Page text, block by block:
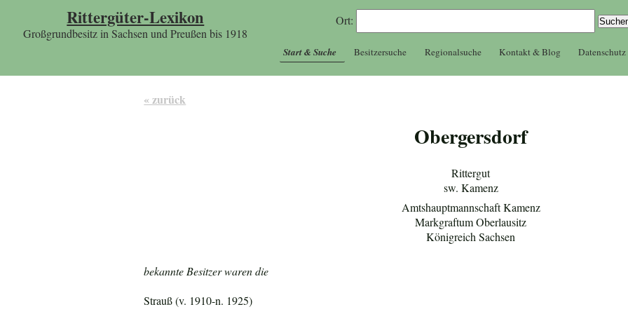
Rittergüter-Lexikon
Großgrundbesitz in Sachsen und Preußen bis 1918
Ort:
Start & Suche Besitzersuche Regionalsuche Kontakt & Blog Datenschutz
« zurück
Obergersdorf
Rittergut
sw. Kamenz
Amtshauptmannschaft Kamenz
Markgraftum Oberlausitz
Königreich Sachsen
bekannte Besitzer waren die
Strauß (v. 1910-n. 1925)